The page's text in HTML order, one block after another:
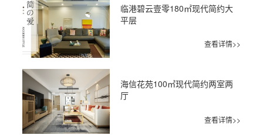
临港碧云壹零180㎡现代简约大
平层
查看详情>>
海信花苑100㎡现代简约两室两
厅
查看详情>>